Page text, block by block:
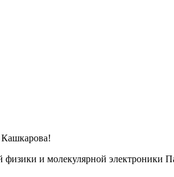
Кашкарова!
и молекулярной электроники